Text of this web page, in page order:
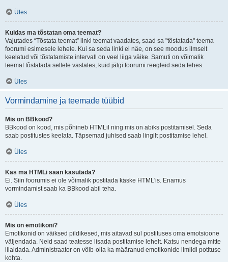
Üles
Kuidas ma tõstatan oma teemat?
Vajutades “Tõstata teemat” linki teemat vaadates, saad sa "tõstatada" teema
foorumi esimesele lehele. Kui sa seda linki ei näe, on see moodus ilmselt
keelatud või tõstatamiste intervall on veel liiga väike. Samuti on võimalik
teemat tõstatada sellele vastates, kuid jälgi foorumi reegleid seda tehes.
Üles
Vormindamine ja teemade tüübid
Mis on BBkood?
BBkood on kood, mis põhineb HTMLil ning mis on abiks postitamisel. Seda
saab postitustes keelata. Täpsemad juhised saab lingilt postitamise lehel.
Üles
Kas ma HTMLi saan kasutada?
Ei. Siin foorumis ei ole võimalik postitada käske HTML'is. Enamus
vormindamist saab ka BBkood abil teha.
Üles
Mis on emotikoni?
Emotikonid on väiksed pildikesed, mis aitavad sul postituses oma emotsioone
väljendada. Neid saad teatesse lisada postitamise lehelt. Katsu nendega mitte
liialdada. Administraator on võib-olla ka määranud emotikonide limiidi potituse
kohta.